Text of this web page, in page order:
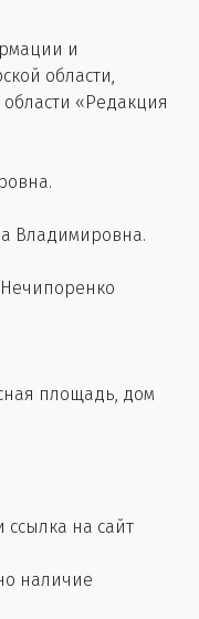
и
области,
«Редакция
Владимировна.
площадь, дом
на сайт
наличие